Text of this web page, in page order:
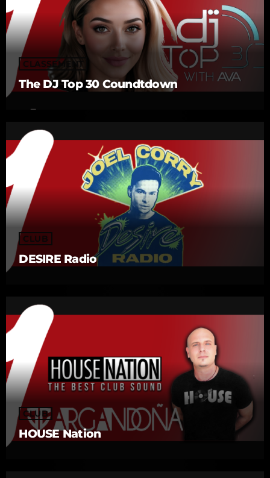
CLASSEMENT
The DJ Top 30 Coundtdown
CLUB
DESIRE Radio
CLUB
HOUSE Nation